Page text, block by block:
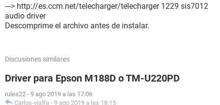
Almacenamiento:
Controlador IDE Controladora SiS PCI IDE
ATA/133)
Lector óptico HL-DT-ST DVD-RAM GSA-H22N
Estado de los discos duros SMART OK
Particiones:
---> http://es.ccm.net/telecharger/telecharger 1229 sis7012
audio driver
Descomprime el archivo antes de instalar.
Discusiones similares
Driver para Epson M188D o TM-U220PD
rules22 - 9 ago 2019 a las 17:06
Carlos-vialfa - 9 ago 2019 a las 18:15